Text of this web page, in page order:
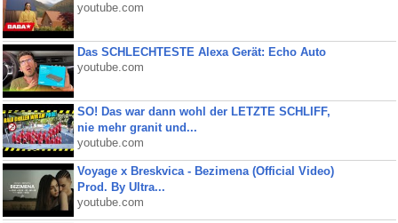
youtube.com
Das SCHLECHTESTE Alexa Gerät: Echo Auto
youtube.com
SO! Das war dann wohl der LETZTE SCHLIFF,
nie mehr granit und...
youtube.com
Voyage x Breskvica - Bezimena (Official Video)
Prod. By Ultra...
youtube.com